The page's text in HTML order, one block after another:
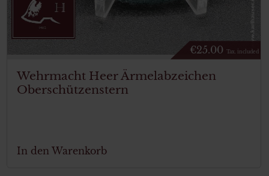
€25.00 Tax. included
Wehrmacht Heer Ärmelabzeichen
Oberschützenstern
In den Warenkorb